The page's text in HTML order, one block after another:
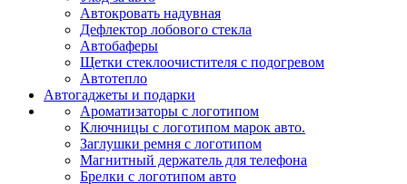
Автокровать надувная
Дефлектор лобового стекла
Автобаферы
Щетки стеклоочистителя с подогревом
Автотепло
Автогаджеты и подарки
Ароматизаторы с логотипом
Ключницы с логотипом марок авто.
Заглушки ремня с логотипом
Магнитный держатель для телефона
Брелки с логотипом авто